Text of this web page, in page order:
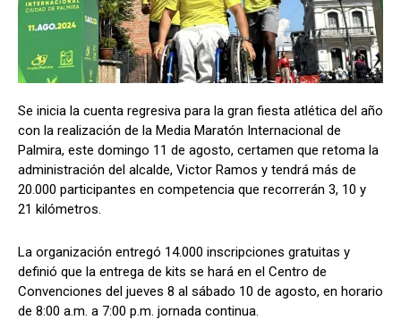
Se inicia la cuenta regresiva para la gran fiesta atlética del año
con la realización de la Media Maratón Internacional de
Palmira, este domingo 11 de agosto, certamen que retoma la
administración del alcalde, Victor Ramos y tendrá más de
20.000 participantes en competencia que recorrerán 3, 10 y
21 kilómetros.
La organización entregó 14.000 inscripciones gratuitas y
definió que la entrega de kits se hará en el Centro de
Convenciones del jueves 8 al sábado 10 de agosto, en horario
de 8:00 a.m. a 7:00 p.m. jornada continua.